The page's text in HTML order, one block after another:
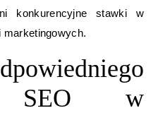
konkurencyjne stawki w
marketingowych.
SEO w